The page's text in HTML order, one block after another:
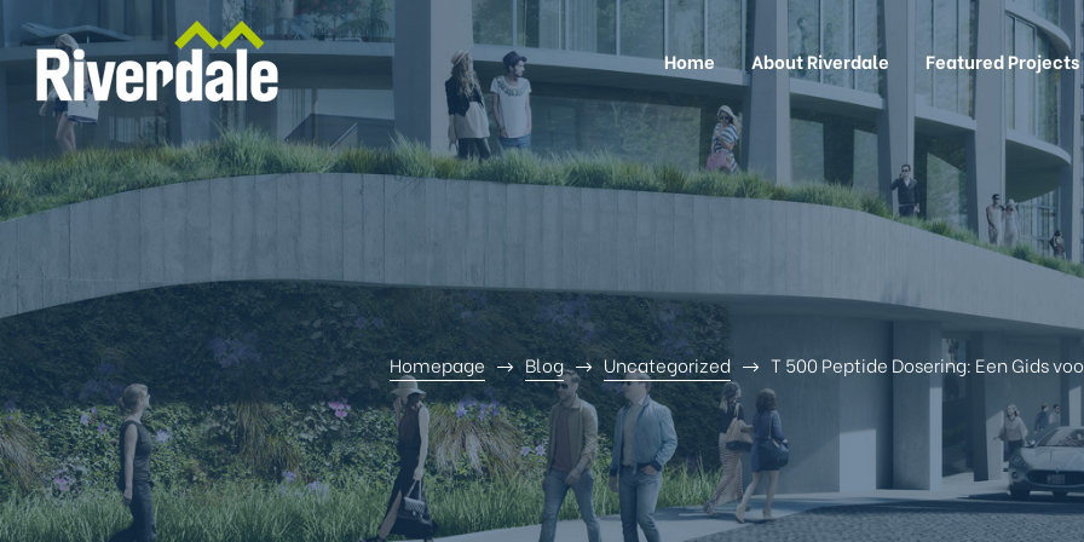
Home About Riverdale Featured Projects
Homepage Blog Uncategorized T 500 Peptide Dosering: Een Gids